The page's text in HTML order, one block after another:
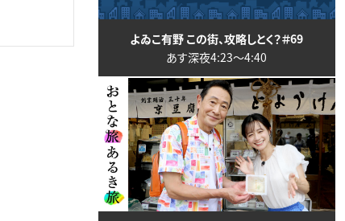
よゐこ有野 この街、攻略しとく？＃69
あす深夜4:23〜4:40